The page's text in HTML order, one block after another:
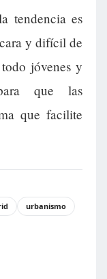
tendencia es
y difícil de
jóvenes y
que las
que facilite
urbanismo